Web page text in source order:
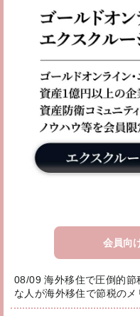
会員向
08/09 海外移住で圧倒的節
な人が海外移住で節税の